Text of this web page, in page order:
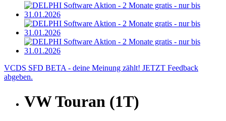
VCDS SFD BETA - deine Meinung zählt! JETZT Feedback
abgeben.
VW Touran (1T)